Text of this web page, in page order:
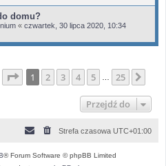
domu?
« czwartek, 30 lipca 2020, 10:34
Strona z25
1 2 3 4 5 25
Przejdź do
Strefa czasowa UTC+01:00
® Forum Software © phpBB Limited